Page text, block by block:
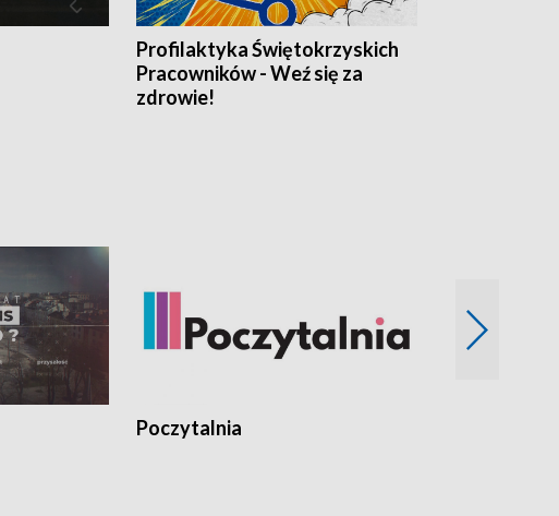
Profilaktyka Świętokrzyskich
Pracowników - Weź się za
zdrowie!
Poczytalnia